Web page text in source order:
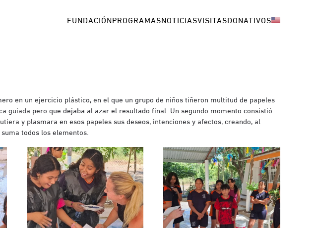
FUNDACIÓNPROGRAMASNOTICIASVISITASDONATIVOS
en un ejercicio plástico, en el que un grupo de niños tiñeron multitud de papeles
guiada pero que dejaba al azar el resultado final. Un segundo momento consistió
y plasmara en esos papeles sus deseos, intenciones y afectos, creando, al
todos los elementos.